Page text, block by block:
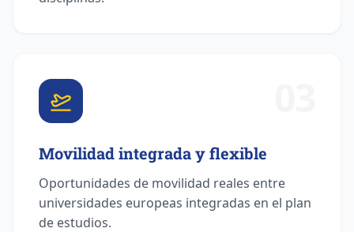
Movilidad integrada y flexible
Oportunidades de movilidad reales entre
universidades europeas integradas en el plan
de estudios.